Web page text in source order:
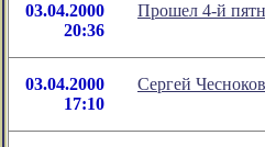
03.04.2000
20:36
Прошел 4-й
03.04.2000
17:10
Сергей